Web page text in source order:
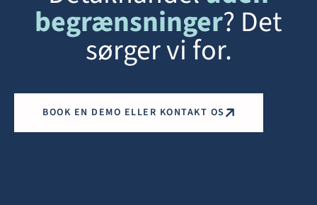
begrænsninger? Det
sørger vi for.
BOOK EN DEMO ELLER KONTAKT OS